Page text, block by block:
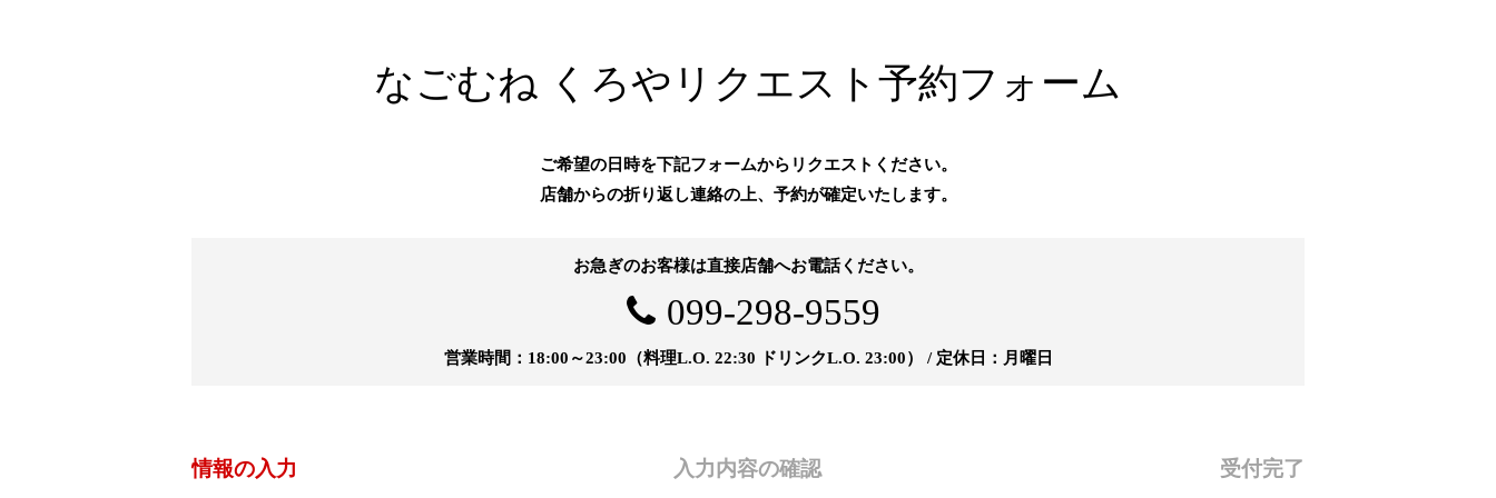
なごむね くろや リクエスト予約フォーム
ご希望の日時を下記フォームからリクエストください。
店舗からの折り返し連絡の上、 予約が確定いたします。
お急ぎのお客様は直接店舗へお電話ください。
099-298-9559
営業時間：18:00～23:00（料理L.O. 22:30 ドリンクL.O. 23:00） / 定休日：月曜日
情報の入力 入力内容の確認 受付完了